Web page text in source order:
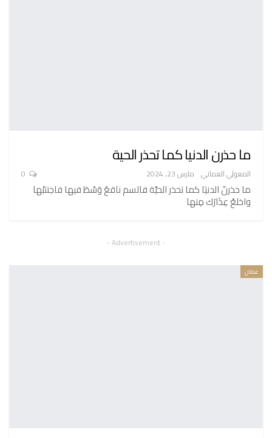
ما حذرن الدنيا كما تحذر الحية
المعولي العماني مارس 23, 2024
ما حذرنّ الدنيَا كما تحذر الحيَّة فالسم ناقعٌ وَسْطَ فيها فاجتنبْها
واخلعْ عِذَارَك مِنها
- Advertisement -
عمان